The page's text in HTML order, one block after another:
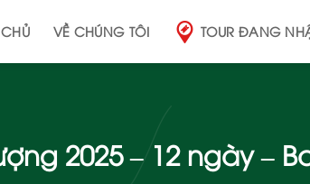
VỀ CHÚNG TÔI TOUR ĐANG
2025 – 12 ngày –